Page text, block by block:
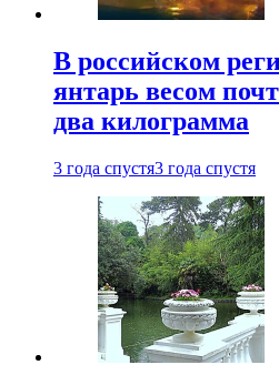
В российском
янтарь весом
два килограмма
3 года спустя3 года спустя